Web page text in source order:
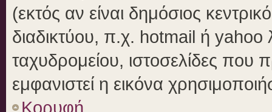
(εκτός αν είναι δημόσιος
διαδικτύου, π.χ. hotmail ή yahoo
ταχυδρομείου, ιστοσελίδες που
εμφανιστεί η εικόνα
Κορυφή